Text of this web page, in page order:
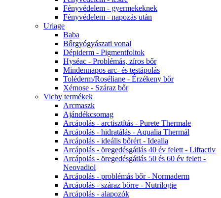
Fényvédelem - gyermekeknek
Fényvédelem - napozás után
Uriage
Baba
Bőrgyógyászati vonal
Dépiderm - Pigmentfoltok
Hyséac - Problémás, zíros bőr
Mindennapos arc- és testápolás
Toléderm/Roséliane - Érzékeny bőr
Xémose - Száraz bőr
Vichy termékek
Arcmaszk
Ajándékcsomag
Arcápolás - arctisztítás - Purete Thermale
Arcápolás - hidratálás - Aqualia Thermál
Arcápolás - ideális bőrért - Idealia
Arcápolás - öregedésgátlás 40 év felett - Liftactiv
Arcápolás - öregedésgátlás 50 és 60 év felett -
Neovadiol
Arcápolás - problémás bőr - Normaderm
Arcápolás - száraz bőrre - Nutrilogie
Arcápolás - alapozók